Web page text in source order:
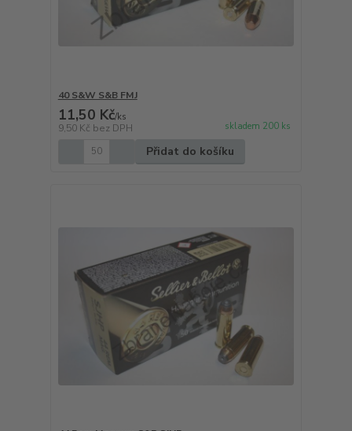
40 S&W S&B FMJ
11,50 Kč/ks
9,50 Kč bez DPH skladem 200 ks
Přidat do košíku